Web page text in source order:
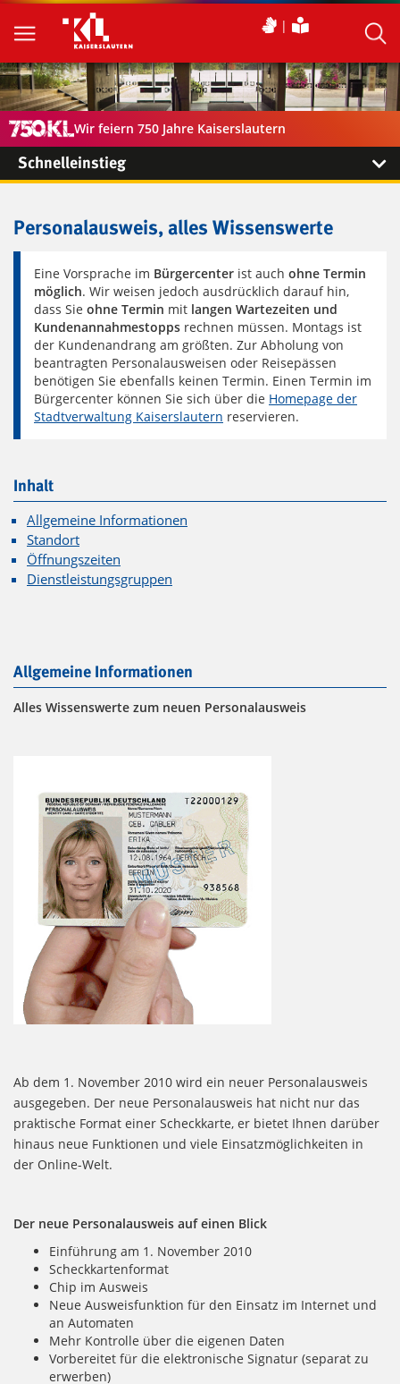
Wir feiern 750 Jahre Kaiserslautern
Schnelleinstieg
Personalausweis, alles Wissenswerte
Eine Vorsprache im Bürgercenter ist auch ohne Termin
möglich. Wir weisen jedoch ausdrücklich darauf hin,
dass Sie ohne Termin mit langen Wartezeiten und
Kundenannahmestopps rechnen müssen. Montags ist
der Kundenandrang am größten. Zur Abholung von
beantragten Personalausweisen oder Reisepässen
benötigen Sie ebenfalls keinen Termin. Einen Termin im
Bürgercenter können Sie sich über die Homepage der
Stadtverwaltung Kaiserslautern reservieren.
Inhalt
Allgemeine Informationen
Standort
Öffnungszeiten
Dienstleistungsgruppen
Allgemeine Informationen
Alles Wissenswerte zum neuen Personalausweis
Ab dem 1. November 2010 wird ein neuer Personalausweis
ausgegeben. Der neue Personalausweis hat nicht nur das
praktische Format einer Scheckkarte, er bietet Ihnen darüber
hinaus neue Funktionen und viele Einsatzmöglichkeiten in
der Online-Welt.
Der neue Personalausweis auf einen Blick
Einführung am 1. November 2010
Scheckkartenformat
Chip im Ausweis
Neue Ausweisfunktion für den Einsatz im Internet und
an Automaten
Mehr Kontrolle über die eigenen Daten
Vorbereitet für die elektronische Signatur (separat zu
erwerben)